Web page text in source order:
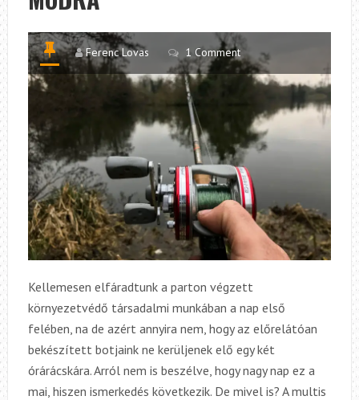
Ferenc Lovas 1 Comment
Kellemesen elfáradtunk a parton végzett
környezetvédő társadalmi munkában a nap első
felében, na de azért annyira nem, hogy az előrelátóan
bekészített botjaink ne kerüljenek elő egy két
órárácskára. Arról nem is beszélve, hogy nagy nap ez a
mai, hiszen ismerkedés következik. De mivel is? A multis